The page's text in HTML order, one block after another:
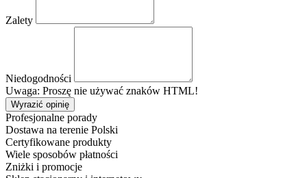
Zalety
Niedogodności
Uwaga: Proszę nie używać znaków HTML!
Wyrazić opinię
Profesjonalne porady
Dostawa na terenie Polski
Certyfikowane produkty
Wiele sposobów płatności
Zniżki i promocje